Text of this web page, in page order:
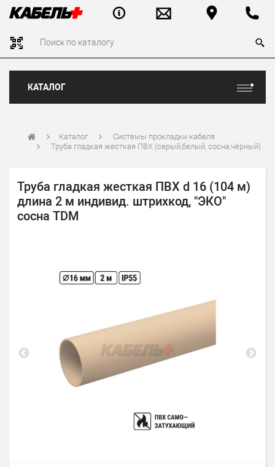
КАТАЛОГ
Каталог
Системы прокладки кабеля
Труба гладкая жесткая ПВХ (серый,белый, сосна,чёрный)
Труба гладкая жесткая ПВХ d 16 (104 м)
длина 2 м индивид. штрихкод, "ЭКО"
сосна TDM